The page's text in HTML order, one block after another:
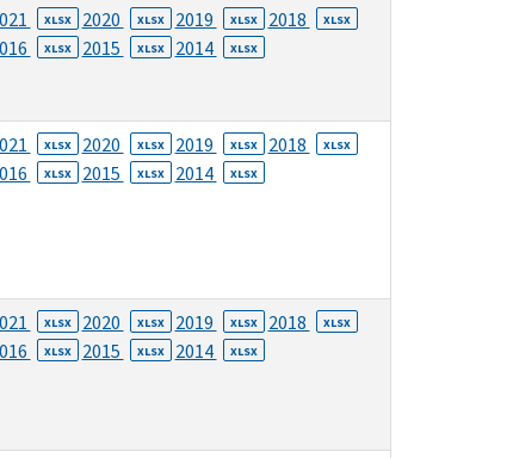
XLSX 2020 XLSX 2019 XLSX 2018 XLSX
XLSX 2015 XLSX 2014 XLSX
XLSX 2020 XLSX 2019 XLSX 2018 XLSX
XLSX 2015 XLSX 2014 XLSX
XLSX 2020 XLSX 2019 XLSX 2018 XLSX
XLSX 2015 XLSX 2014 XLSX